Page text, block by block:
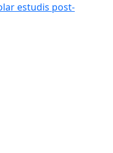
estudis post-